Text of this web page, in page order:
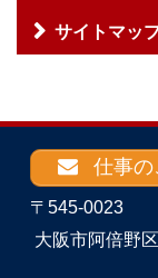
サイトマッ
仕事の
〒545-0023
大阪市阿倍野